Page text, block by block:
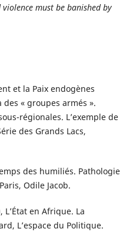
must be banished by
et la Paix endogènes
des « groupes armés ».
régionales. L’exemple de
des Grands Lacs,
des humiliés. Pathologie
Odile Jacob.
L’État en Afrique. La
L’espace du Politique.